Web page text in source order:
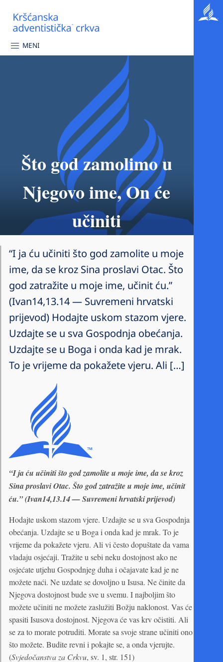
MENI
Što god zamolimo u
Njegovo ime, On će
učiniti
“I ja ću učiniti što god zamolite u moje
ime, da se kroz Sina proslavi Otac. Što
god zatražite u moje ime, učinit ću.”
(Ivan14,13.14 — Suvremeni hrvatski
prijevod) Hodajte uskom stazom vjere.
Uzdajte se u sva Gospodnja obećanja.
Uzdajte se u Boga i onda kad je mrak.
To je vrijeme da pokažete vjeru. Ali […]
“I ja ću učiniti što god zamolite u moje ime, da se kroz
Sina proslavi Otac. Što god zatražite u moje ime, učinit
ću.” (Ivan14,13.14 — Suvremeni hrvatski prijevod)
Hodajte uskom stazom vjere. Uzdajte se u sva Gospodnja
obećanja. Uzdajte se u Boga i onda kad je mrak. To je
vrijeme da pokažete vjeru. Ali vi često dopuštate da vama
vladaju osjećaji. Tražite u sebi neku dostojnost ako ne
osjećate utjehu Gospodnjeg duha i očajavate kad je ne
možete naći. Ne uzdate se dovoljno u Isusa. Ne činite da
Njegova dostojnost bude sve u svemu. I najboljim što
možete učiniti ne možete zaslužiti Božju naklonost. Vas će
spasiti Isusova dostojnost. Njegova će vas krv očistiti. Ali
se za to morate potruditi. Morate sa svoje strane učiniti ono
što možete. Budite revni i pokajte se, a onda vjerujte.
(Svjedočanstva za Crkvu, sv. 1, str. 151)